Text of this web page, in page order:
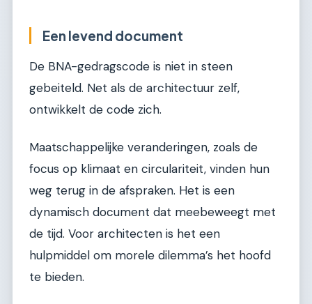
Een levend document
De BNA-gedragscode is niet in steen
gebeiteld. Net als de architectuur zelf,
ontwikkelt de code zich.
Maatschappelijke veranderingen, zoals de
focus op klimaat en circulariteit, vinden hun
weg terug in de afspraken. Het is een
dynamisch document dat meebeweegt met
de tijd. Voor architecten is het een
hulpmiddel om morele dilemma’s het hoofd
te bieden.